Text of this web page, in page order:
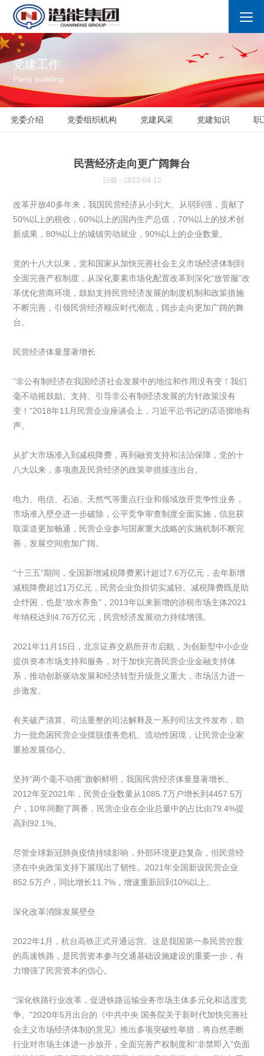
党建工作
Party building
党委介绍 党委组织机构 党建风采 党建知识 职
民营经济走向更广阔舞台
日期：2022-04-12
改革开放40多年来，我国民营经济从小到大、从弱到强，贡献了
50%以上的税收，60%以上的国内生产总值，70%以上的技术创
新成果，80%以上的城镇劳动就业，90%以上的企业数量。
党的十八大以来，党和国家从加快完善社会主义市场经济体制到
全面完善产权制度，从深化要素市场化配置改革到深化“放管服”改
革优化营商环境，鼓励支持民营经济发展的制度机制和政策措施
不断完善，引领民营经济顺应时代潮流，阔步走向更加广阔的舞
台。
民营经济体量显著增长
“非公有制经济在我国经济社会发展中的地位和作用没有变！我们
毫不动摇鼓励、支持、引导非公有制经济发展的方针政策没有
变！”2018年11月民营企业座谈会上，习近平总书记的话语掷地有
声。
从扩大市场准入到减税降费，再到融资支持和法治保障，党的十
八大以来，多项惠及民营经济的政策举措接连出台。
电力、电信、石油、天然气等重点行业和领域放开竞争性业务，
市场准入壁垒进一步破除，公平竞争审查制度全面实施，信息获
取渠道更加畅通，民营企业参与国家重大战略的实施机制不断完
善，发展空间愈加广阔。
“十三五”期间，全国新增减税降费累计超过7.6万亿元，去年新增
减税降费超过1万亿元，民营企业负担切实减轻。减税降费既是助
企纾困，也是“放水养鱼”，2013年以来新增的涉税市场主体2021
年纳税达到4.76万亿元，民营经济发展动力持续增强。
2021年11月15日，北京证券交易所开市启航，为创新型中小企业
提供资本市场支持和服务，对于加快完善民营企业金融支持体
系，推动创新驱动发展和经济转型升级意义重大，市场活力进一
步激发。
有关破产清算、司法重整的司法解释及一系列司法文件发布，助
力一批危困民营企业摆脱债务危机、流动性困境，让民营企业家
重拾发展信心。
坚持“两个毫不动摇”旗帜鲜明，我国民营经济体量显著增长。
2012年至2021年，民营企业数量从1085.7万户增长到4457.5万
户，10年间翻了两番，民营企业在企业总量中的占比由79.4%提
高到92.1%。
尽管全球新冠肺炎疫情持续影响，外部环境更趋复杂，但民营经
济在中央政策支持下展现出了韧性。2021年全国新设民营企业
852.5万户，同比增长11.7%，增速重新回到10%以上。
深化改革消除发展壁垒
2022年1月，杭台高铁正式开通运营。这是我国第一条民营控股
的高速铁路，是民营资本参与交通基础设施建设的重要一步，有
力增强了民营资本的信心。
“深化铁路行业改革，促进铁路运输业务市场主体多元化和适度竞
争。”2020年5月出台的《中共中央 国务院关于新时代加快完善社
会主义市场经济体制的意见》推出多项突破性举措，将自然垄断
行业对市场主体进一步放开，全面完善产权制度和“非禁即入”负面